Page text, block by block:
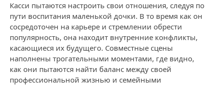
Касси пытаются настроить свои отношения, следуя по
пути воспитания маленькой дочки. В то время как он
сосредоточен на карьере и стремлении обрести
популярность, она находит внутренние конфликты,
касающиеся их будущего. Совместные сцены
наполнены трогательными моментами, где видно,
как они пытаются найти баланс между своей
профессиональной жизнью и семейными